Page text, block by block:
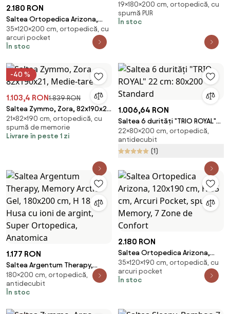
2.180 RON
Saltea Ortopedica Arizona,
120x200 cm, H 35 cm, Arcuri
Pocket, spuma Memory, 7 Zone
de Confort
35×120×200 cm, ortopedică, cu
arcuri pocket
În stoc
Vera Essential 180x200x19 cm
19×180×200 cm, ortopedică, cu
spumă PUR
În stoc
-40 %
1.103,4 RON1.839 RON
Saltea Zymmo, Zora, 82x190x21,
Medie-tare
21×82×190 cm, ortopedică, cu
spumă de memorie
Livrare în peste 1 zi
1.006,64 RON
Saltea 6 durități "TRIO ROYAL"
22 cm: 80x200 Standard
22×80×200 cm, ortopedică,
antidecubit
(1)
1.177 RON
Saltea Argentum Therapy,
Memory Arctic Gel, 180x200
cm, H 18 cm, Husa cu ioni de
argint, Super Ortopedica,
180×200 cm, ortopedică,
antidecubit
În stoc
2.180 RON
Saltea Ortopedica Arizona,
120x190 cm, H 35 cm, Arcuri
Pocket, spuma Memory, 7 Zone
de Confort
35×120×190 cm, ortopedică, cu
arcuri pocket
În stoc